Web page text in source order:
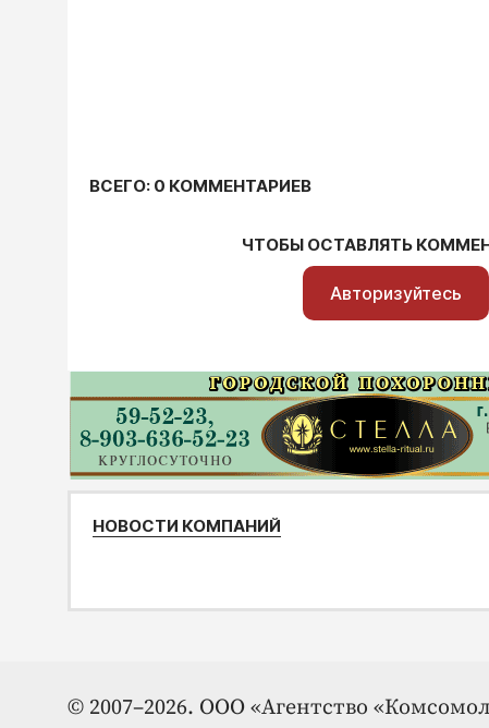
ВСЕГО: 0 КОММЕНТАРИЕВ
ЧТОБЫ ОСТАВЛЯТЬ
Авторизуйтесь
НОВОСТИ КОМПАНИЙ
© 2007–2026. ООО «Агентство